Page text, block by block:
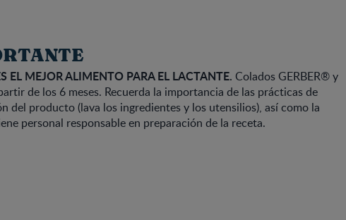
EL MEJOR ALIMENTO PARA EL LACTANTE. Colados GERBER® y
de los 6 meses. Recuerda la importancia de las prácticas de
del producto (lava los ingredientes y los utensilios), así como la
personal responsable en preparación de la receta.